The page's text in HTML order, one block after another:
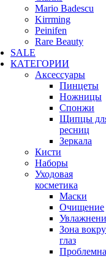
Mario Badescu
Kirrming
Peinifen
Rare Beauty
SALE
КАТЕГОРИИ
Аксессуары
Пинцеты
Ножницы
Спонжи
Щипцы
ресниц
Зеркала
Кисти
Наборы
Уходовая
косметика
Маски
Очищение
Зона
глаз